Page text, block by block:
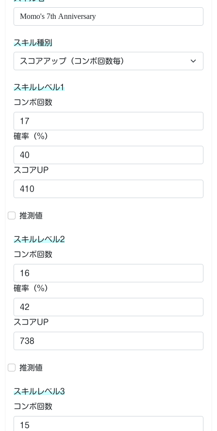
スキル種別
スキルレベル1
コンボ回数
確率（％）
スコアUP
推測値
スキルレベル2
コンボ回数
確率（％）
スコアUP
推測値
スキルレベル3
コンボ回数